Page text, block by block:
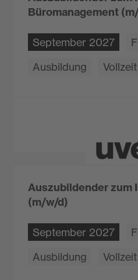
Büromanagement
September 2027
Ausbildung
Vollzeit
Auszubildender zum
(m/w/d)
September 2027
Ausbildung
Vollzeit